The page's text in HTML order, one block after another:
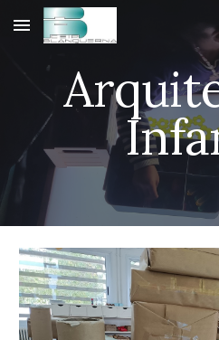
Skip to main content